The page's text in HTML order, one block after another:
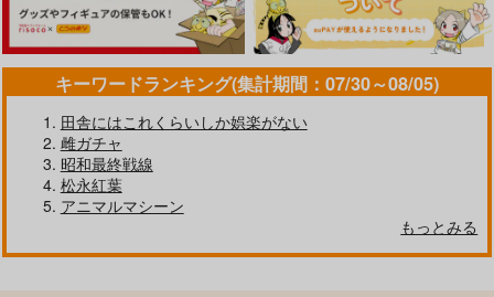
キーワードランキング(集計期間：07/30～08/05)
田舎にはこれくらいしか娯楽がない
雌ガチャ
昭和最終戦線
松永紅葉
アニマルマシーン
もっとみる